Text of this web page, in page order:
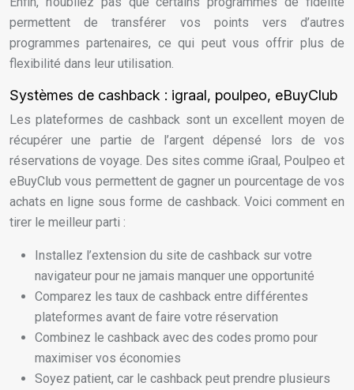
permettent de transférer vos points vers d’autres
programmes partenaires, ce qui peut vous offrir plus de
flexibilité dans leur utilisation.
Systèmes de cashback : igraal, poulpeo, eBuyClub
Les plateformes de cashback sont un excellent moyen de
récupérer une partie de l’argent dépensé lors de vos
réservations de voyage. Des sites comme iGraal, Poulpeo et
eBuyClub vous permettent de gagner un pourcentage de vos
achats en ligne sous forme de cashback. Voici comment en
tirer le meilleur parti :
Installez l’extension du site de cashback sur votre
navigateur pour ne jamais manquer une opportunité
Comparez les taux de cashback entre différentes
plateformes avant de faire votre réservation
Combinez le cashback avec des codes promo pour
maximiser vos économies
Soyez patient, car le cashback peut prendre plusieurs